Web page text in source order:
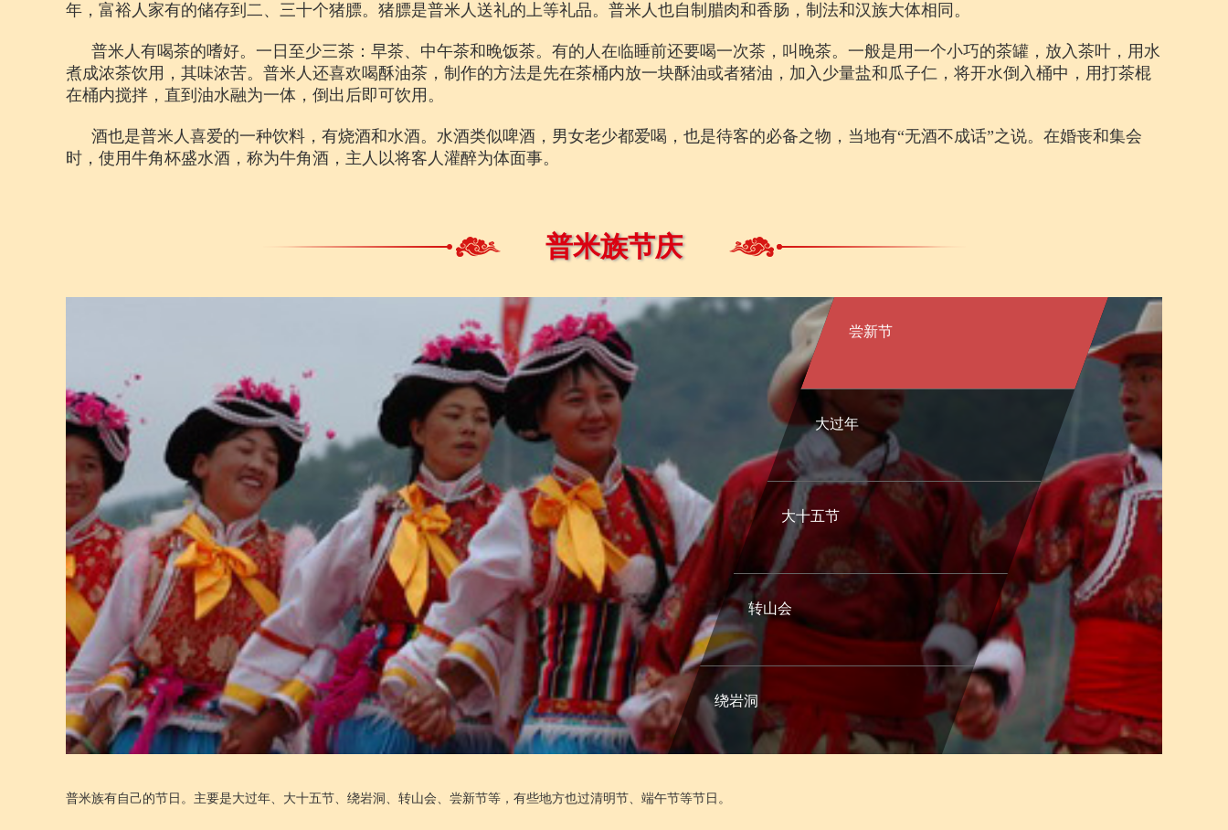
年，富裕人家有的储存到二、三十个猪膘。猪膘是普米人送礼的上等礼品。普米人也自制腊肉和香肠，制法和汉族大体相同。
普米人有喝茶的嗜好。一日至少三茶：早茶、中午茶和晚饭茶。有的人在临睡前还要喝一次茶，叫晚茶。一般是用一个小巧的茶罐，放入茶叶，用水
煮成浓茶饮用，其味浓苦。普米人还喜欢喝酥油茶，制作的方法是先在茶桶内放一块酥油或者猪油，加入少量盐和瓜子仁，将开水倒入桶中，用打茶棍
在桶内搅拌，直到油水融为一体，倒出后即可饮用。
酒也是普米人喜爱的一种饮料，有烧酒和水酒。水酒类似啤酒，男女老少都爱喝，也是待客的必备之物，当地有“无酒不成话”之说。在婚丧和集会
时，使用牛角杯盛水酒，称为牛角酒，主人以将客人灌醉为体面事。
普米族节庆
尝新节
大过年
大十五节
转山会
绕岩洞
普米族有自己的节日。主要是大过年、大十五节、绕岩洞、转山会、尝新节等，有些地方也过清明节、端午节等节日。